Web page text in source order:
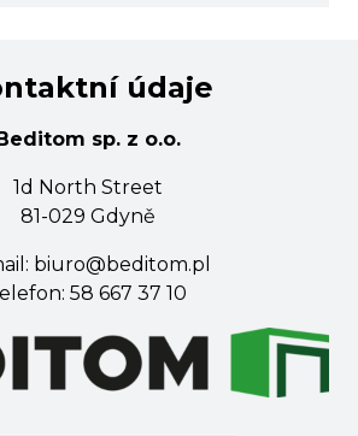
údaje
sp. z o.o.
1d North Street
81-029 Gdyně
biuro@beditom.pl
58 667 37 10